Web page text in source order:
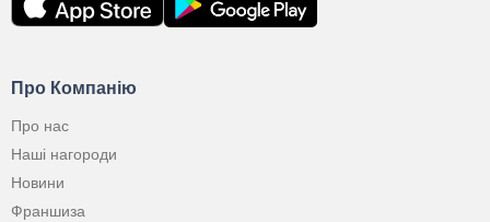
Про Компанію
Про нас
Наші нагороди
Новини
Франшиза